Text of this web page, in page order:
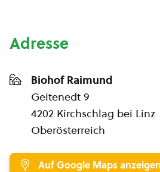
Adresse
Biohof Raimund
Geitenedt 9
4202 Kirchschlag bei Linz
Oberösterreich
Auf Google Maps anzeigen